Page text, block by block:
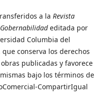
a la Revista
editada por
Columbia del
conserva los derechos
publicadas y favorece
bajo los términos de
CompartirIgual